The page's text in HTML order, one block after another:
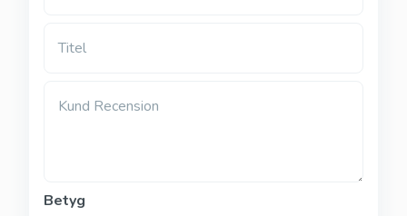
Titel
Kund Recension
Betyg